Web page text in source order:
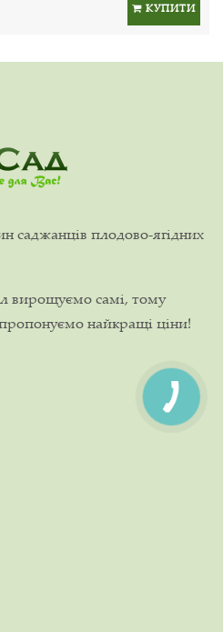
КУПИТИ
саджанців плодово-ягідних
вирощуємо самі, тому
пропонуємо найкращі ціни!